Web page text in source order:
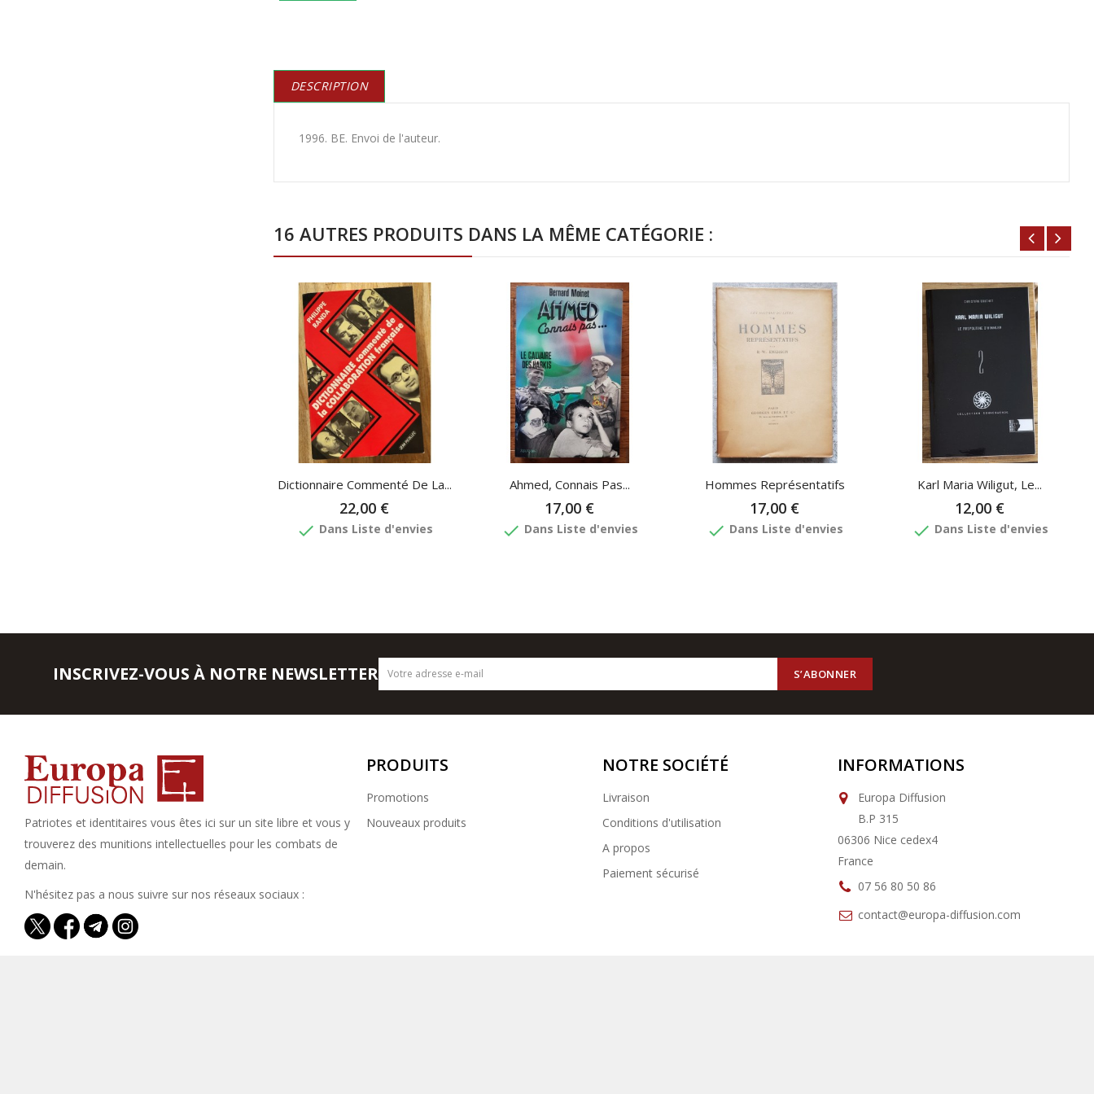
DESCRIPTION
1996. BE. Envoi de l'auteur.
16 AUTRES PRODUITS DANS LA MÊME CATÉGORIE :
Dictionnaire Commenté De La...
22,00 €
done Dans Liste d'envies
Ahmed, Connais Pas...
17,00 €
done Dans Liste d'envies
Hommes Représentatifs
17,00 €
done Dans Liste d'envies
Karl Maria Wiligut, Le...
12,00 €
done Dans Liste d'envies
INSCRIVEZ-VOUS À NOTRE NEWSLETTER
Patriotes et identitaires vous êtes ici sur un site libre et vous y
trouverez des munitions intellectuelles pour les combats de
demain.
N'hésitez pas a nous suivre sur nos réseaux sociaux :
PRODUITS
Promotions
Nouveaux produits
NOTRE SOCIÉTÉ
Livraison
Conditions d'utilisation
A propos
Paiement sécurisé
INFORMATIONS
Europa Diffusion
B.P 315
06306 Nice cedex4
France
07 56 80 50 86
contact@europa-diffusion.com